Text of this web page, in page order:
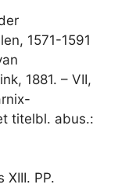
1571-1591
1881. – VII,
titelbl. abus.:
XIII. PP.